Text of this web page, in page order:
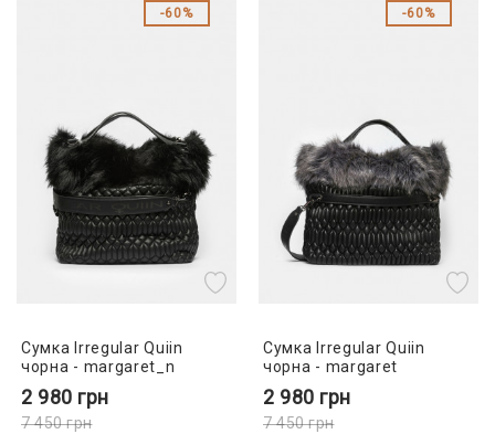
60%
Сумка Irregular Quiin
чорна - margaret_n
2 980 грн
7 450грн
60%
Сумка Irregular Quiin
чорна - margaret
2 980 грн
7 450грн